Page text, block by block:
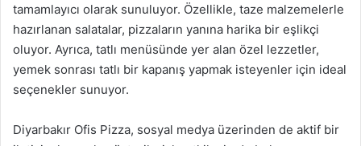
tamamlayıcı olarak sunuluyor. Özellikle, taze malzemelerle
hazırlanan salatalar, pizzaların yanına harika bir eşlikçi
oluyor. Ayrıca, tatlı menüsünde yer alan özel lezzetler,
yemek sonrası tatlı bir kapanış yapmak isteyenler için ideal
seçenekler sunuyor.
Diyarbakır Ofis Pizza, sosyal medya üzerinden de aktif bir